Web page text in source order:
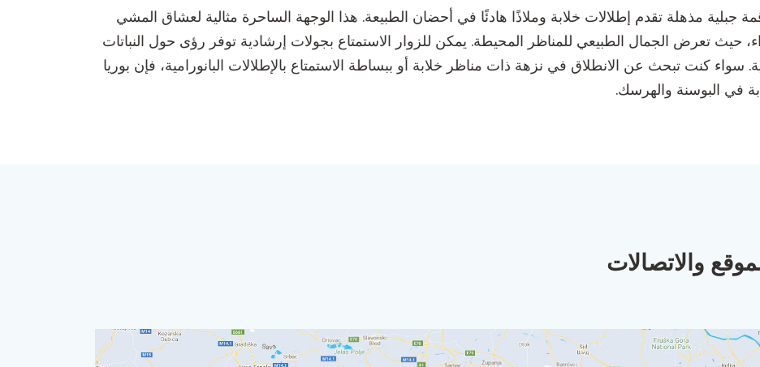
جبلية مذهلة تقدم إطلالات خلابة وملاذًا هادئًا في أحضان الطبيعة. هذا الوجهة الساحرة مثالية لعشاق المشي
تعرض الجمال الطبيعي للمناظر المحيطة. يمكن للزوار الاستمتاع بجولات إرشادية توفر رؤى حول النباتات
سواء كنت تبحث عن الانطلاق في نزهة ذات مناظر خلابة أو ببساطة الاستمتاع بالإطلالات البانورامية، فإن بوريا
في البوسنة والهرسك.
والاتصالات